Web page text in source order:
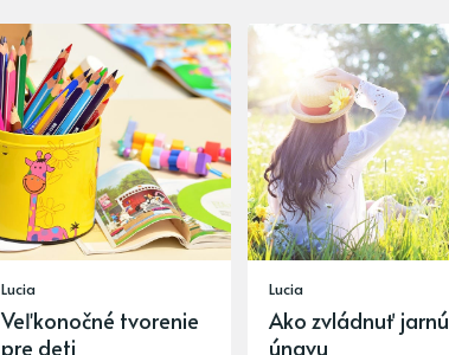
Lucia
Veľkonočné tvorenie
pre deti
Lucia
Ako zvládnuť jarnú
únavu